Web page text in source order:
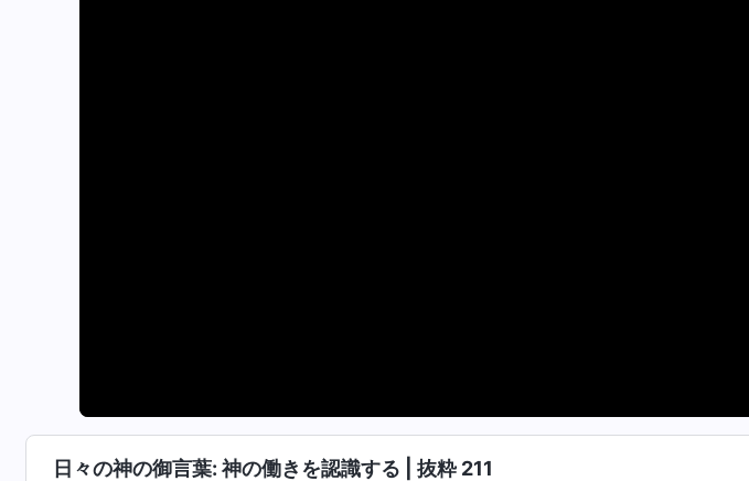
日々の神の御言葉: 神の働きを認識する | 抜粋 211